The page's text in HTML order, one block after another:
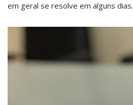
em geral se resolve em alguns dias.